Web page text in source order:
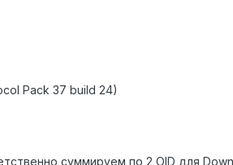
Pack 37 build 24)
суммируем по 2 OID для